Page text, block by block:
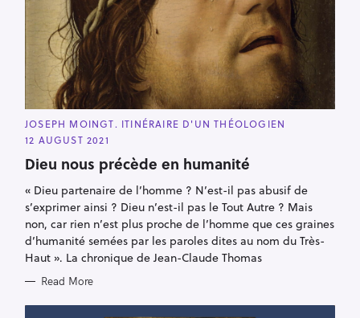
C
T
G
R
I
E
JOSEPH MOINGT. ITINÉRAIRE D'UN THÉOLOGIEN
12 AUGUST 2021
Dieu nous précède en humanité
« Dieu partenaire de l’homme ? N’est-il pas abusif de
s’exprimer ainsi ? Dieu n’est-il pas le Tout Autre ? Mais
non, car rien n’est plus proche de l’homme que ces graines
d’humanité semées par les paroles dites au nom du Très-
Haut ». La chronique de Jean-Claude Thomas
Read More